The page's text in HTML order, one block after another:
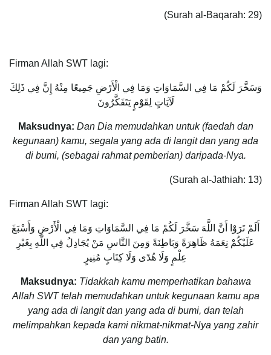
(Surah al-Baqarah: 29)
Firman Allah SWT lagi:
وَسَخَّرَ لَكُمْ مَا فِي السَّمَاوَاتِ وَمَا فِي الْأَرْضِ جَمِيعًا مِنْهُ إِنَّ فِي ذَلِكَ
لَآيَاتٍ لِقَوْمٍ يَتَفَكَّرُونَ
Maksudnya: Dan Dia memudahkan untuk (faedah dan
kegunaan) kamu, segala yang ada di langit dan yang ada
di bumi, (sebagai rahmat pemberian) daripada-Nya.
(Surah al-Jathiah: 13)
Firman Allah SWT lagi:
أَلَمْ تَرَوْا أَنَّ اللَّهَ سَخَّرَ لَكُمْ مَا فِي السَّمَاوَاتِ وَمَا فِي الْأَرْضِ وَأَسْبَغَ
عَلَيْكُمْ نِعَمَهُ ظَاهِرَةً وَبَاطِنَةً وَمِنَ النَّاسِ مَنْ يُجَادِلُ فِي اللَّهِ بِغَيْرِ
عِلْمٍ وَلَا هُدًى وَلَا كِتَابٍ مُنِيرٍ
Maksudnya: Tidakkah kamu memperhatikan bahawa
Allah SWT telah memudahkan untuk kegunaan kamu apa
yang ada di langit dan yang ada di bumi, dan telah
melimpahkan kepada kami nikmat-nikmat-Nya yang zahir
dan yang batin.